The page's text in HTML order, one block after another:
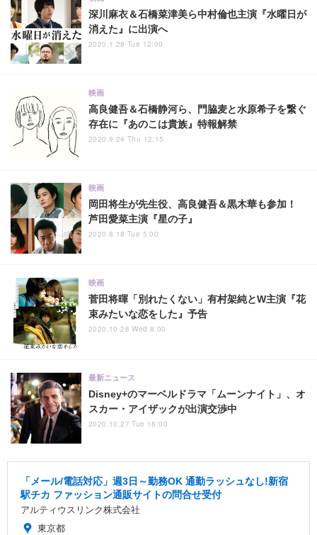
深川麻衣＆石橋菜津美ら中村倫也主演『水曜日が
消えた』に出演へ
2020.1.28 Tue 12:00
高良健吾＆石橋静河ら、門脇麦と水原希子を繋ぐ
存在に『あのこは貴族』特報解禁
映画
2020.9.24 Thu 12:15
岡田将生が先生役、高良健吾＆黒木華も参加！
芦田愛菜主演『星の子』
映画
2020.8.18 Tue 5:00
菅田将暉「別れたくない」有村架純とW主演『花
束みたいな恋をした』予告
映画
2020.10.28 Wed 8:00
Disney+のマーベルドラマ「ムーンナイト」、オ
スカー・アイザックが出演交渉中
最新ニュース
2020.10.27 Tue 16:00
「メール/電話対応」週3日～勤務OK 通勤ラッシュなし!新宿
駅チカ ファッション通販サイトの問合せ受付
アルティウスリンク株式会社
東京都